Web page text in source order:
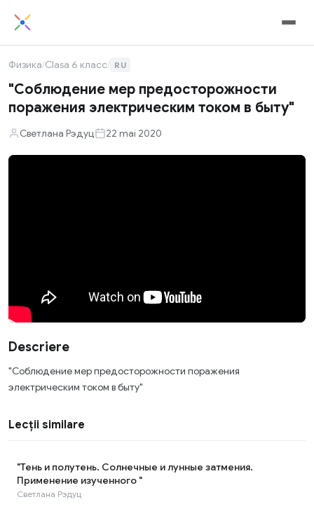
Физика/Clasa 6 класс/ RU
"Соблюдение мер предосторожности
поражения электрическим током в быту"
Светлана Рэдуц 22 mai 2020
Descriere
"Соблюдение мер предосторожности поражения
электрическим током в быту"
Lecții similare
"Тень и полутень. Солнечные и лунные затмения.
Применение изученного "
Светлана Рэдуц